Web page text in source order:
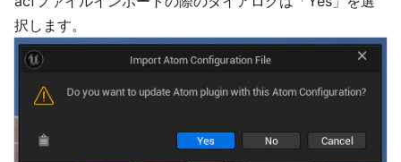
択します。